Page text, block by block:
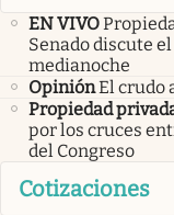
EN VIVO
Senado discute
medianoche
OpiniónEl crudo
Propiedad
por los cruces
del Congreso
Cotizaciones